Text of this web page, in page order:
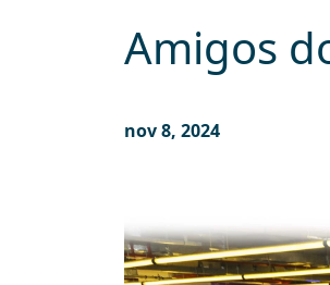
Amigos
nov 8, 2024